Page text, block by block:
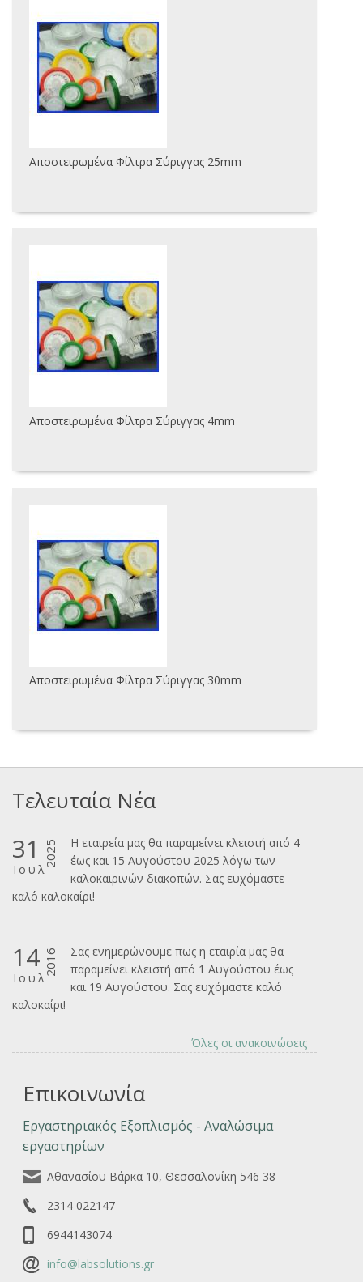
Αποστειρωμένα Φίλτρα Σύριγγας 25mm
Αποστειρωμένα Φίλτρα Σύριγγας 4mm
Αποστειρωμένα Φίλτρα Σύριγγας 30mm
Τελευταία Νέα
31
Ιουλ
2025
Η εταιρεία μας θα παραμείνει κλειστή από 4
έως και 15 Αυγούστου 2025 λόγω των
καλοκαιρινών διακοπών. Σας ευχόμαστε
καλ΄΄ο καλοκαίρι!
14
Ιουλ
2016
Σας ενημερώνουμε πως η εταιρία μας θα
παραμείνει κλειστή από 1 Αυγούστου έως
και 19 Αυγούστου. Σας ευχόμαστε καλό
καλοκαίρι!
Όλες οι ανακοινώσεις
Επικοινωνία
Εργαστηριακός Εξοπλισμός - Αναλώσιμα
εργαστηρίων
Αθανασίου Βάρκα 10, Θεσσαλονίκη 546 38
2314 022147
6944143074
info@labsolutions.gr